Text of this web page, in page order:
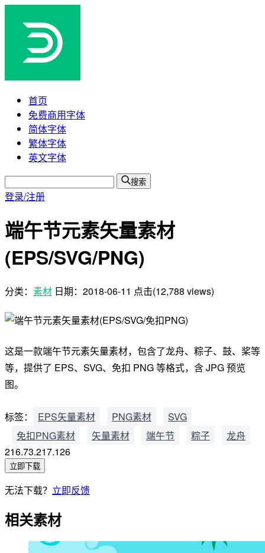
首页
免费商用字体
简体字体
繁体字体
英文字体
搜索
登录/注册
端午节元素矢量素材
(EPS/SVG/PNG)
分类： 素材 日期： 2018-06-11 点击(12,788 views)
这是一款端午节元素矢量素材，包含了龙舟、粽子、鼓、桨等
等，提供了 EPS、SVG、免扣 PNG 等格式，含 JPG 预览
图。
标签： EPS矢量素材 PNG素材
SVG
免扣PNG素材
矢量素材 端午节 粽子
龙舟
216.73.217.126
立即下载
无法下载？ 立即反馈
相关素材